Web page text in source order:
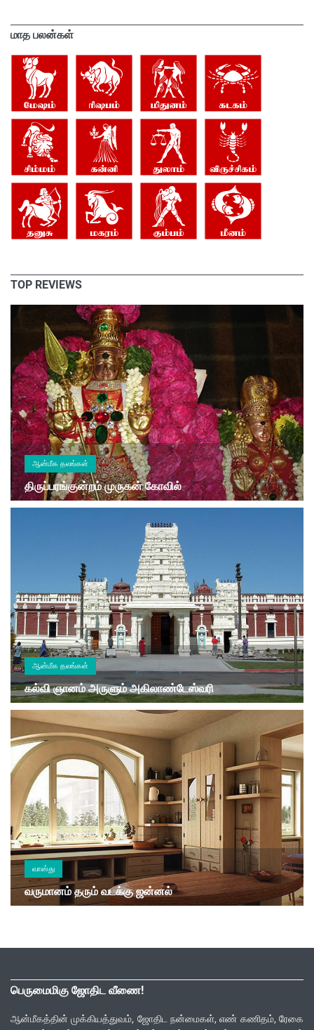
மாத பலன்கள்
TOP REVIEWS
ஆன்மீக தலங்கள்
திருப்பரங்குன்றம் முருகன் கோவில்
ஆன்மீக தலங்கள்
கல்வி ஞானம் அருளும் அகிலாண்டேஸ்வரி
வாஸ்து
வருமானம் தரும் வடக்கு ஜன்னல்
பெருமைமிகு ஜோதிட வீணை!
ஆன்மீகத்தின் முக்கியத்துவம், ஜோதிட நன்மைகள், எண் கணிதம், ரேகை